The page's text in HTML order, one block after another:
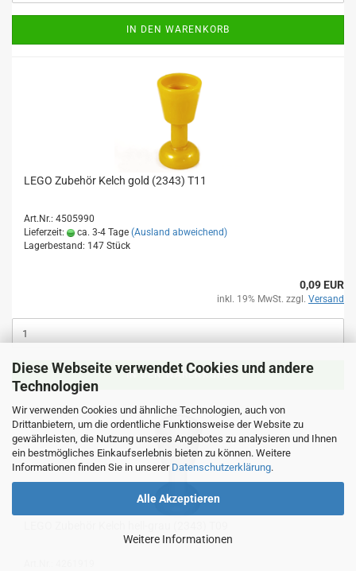
Diese Webseite verwendet Cookies und andere
Technologien
Wir verwenden Cookies und ähnliche Technologien, auch von
Drittanbietern, um die ordentliche Funktionsweise der Website zu
gewährleisten, die Nutzung unseres Angebotes zu analysieren und Ihnen
ein bestmögliches Einkaufserlebnis bieten zu können. Weitere
Informationen finden Sie in unserer Datenschutzerklärung.
Alle Akzeptieren
Weitere Informationen
IN DEN WARENKORB
LEGO Zubehör Kelch gold (2343) T11
Art.Nr.: 4505990
Lieferzeit:
ca. 3-4 Tage (Ausland abweichend)
Lagerbestand: 147 Stück
0,09 EUR
inkl. 19% MwSt. zzgl. Versand
IN DEN WARENKORB